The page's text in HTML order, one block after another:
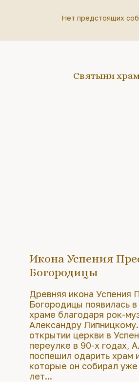
Нет предстоящих
Святыни
Икона Успения
Богородицы
Древняя икона Успения
Богородицы появилась
храме благодаря рок-
Александру
открытии церкви в
переулке в 90-х годах,
поспешил одарить храм
которые он собирал уже
лет...